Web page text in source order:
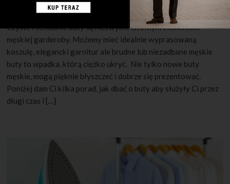
Jak pielęgnować męskie buty?
Czyste i schludnie buty są niezwykle istotnym elementem
męskiej garderoby. Możemy mieć idealnie wyprasowaną
koszulę, elegancki garnitur ale brudne lub niezadbane męskie
buty to wpadka, którą ciężko ukryć. Nie tylko nowe buty
męskie, mogą pięknie błyszczeć i dobrze się prezentować.
Poniżej dam Ci kilka porad, jak dbać o buty aby służyły Ci przez
długi czas i […]